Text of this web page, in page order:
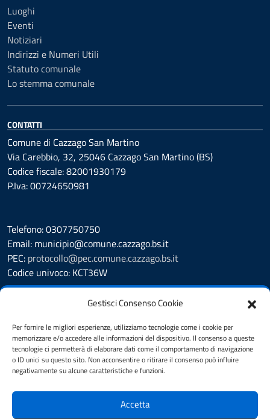
Gestisci Consenso Cookie
Per fornire le migliori esperienze, utilizziamo tecnologie come i cookie per
memorizzare e/o accedere alle informazioni del dispositivo. Il consenso a queste
tecnologie ci permetterà di elaborare dati come il comportamento di navigazione
o ID unici su questo sito. Non acconsentire o ritirare il consenso può influire
negativamente su alcune caratteristiche e funzioni.
Accetta
Luoghi
Eventi
Notiziari
Indirizzi e Numeri Utili
Statuto comunale
Lo stemma comunale
CONTATTI
Comune di Cazzago San Martino
Via Carebbio, 32, 25046 Cazzago San Martino (BS)
Codice fiscale: 82001930179
P.Iva: 00724650981
Telefono: 0307750750
Email: municipio@comune.cazzago.bs.it
PEC: protocollo@pec.comune.cazzago.bs.it
Codice univoco: KCT36W
Segnalazione disservizio
Richiesta Assistenza
Amministrazione Trasparente
Albo Pretorio
Cookie Policy
Dichiarazione di accessibilità
Obiettivi di accessibilità